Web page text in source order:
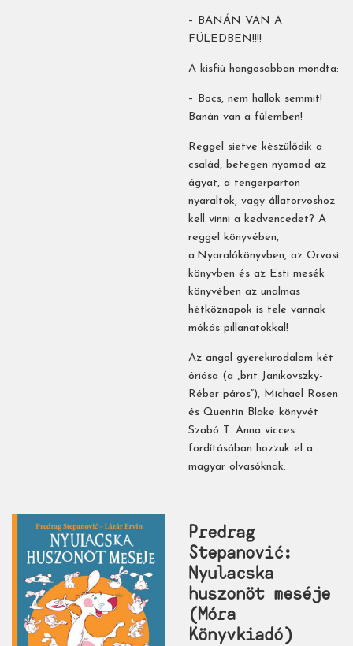
– BANÁN VAN A
FÜLEDBEN!!!!
A kisfiú hangosabban mondta:
– Bocs, nem hallok semmit!
Banán van a fülemben!
Reggel sietve készülődik a
család, betegen nyomod az
ágyat, a tengerparton
nyaraltok, vagy állatorvoshoz
kell vinni a kedvencedet? A
reggel könyvében,
a Nyaralókönyvben, az Orvosi
könyvben és az Esti mesék
könyvében az unalmas
hétköznapok is tele vannak
mókás pillanatokkal!
Az angol gyerekirodalom két
óriása (a „brit Janikovszky-
Réber páros”), Michael Rosen
és Quentin Blake könyvét
Szabó T. Anna vicces
fordításában hozzuk el a
magyar olvasóknak.
Predrag
Stepanović:
Nyulacska ​
huszonöt meséje
(Móra
Könyvkiadó)